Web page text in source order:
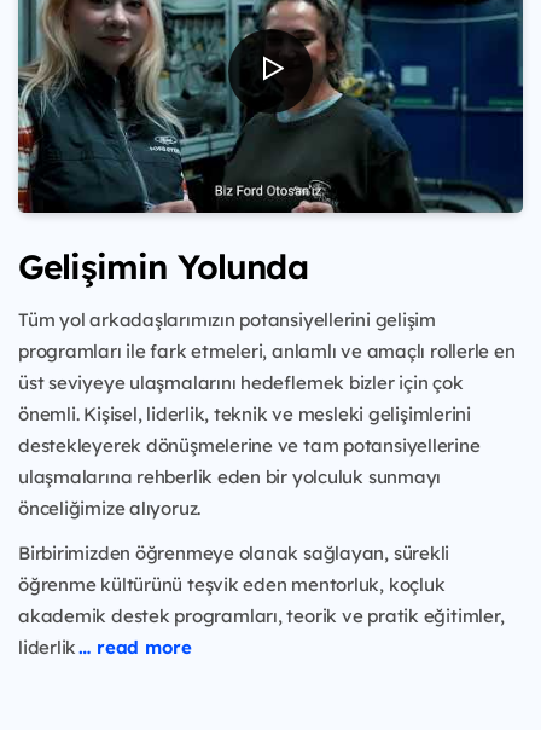
Gelişimin Yolunda
Tüm yol arkadaşlarımızın potansiyellerini gelişim
programları ile fark etmeleri, anlamlı ve amaçlı rollerle en
üst seviyeye ulaşmalarını hedeflemek bizler için çok
önemli. Kişisel, liderlik, teknik ve mesleki gelişimlerini
destekleyerek dönüşmelerine ve tam potansiyellerine
ulaşmalarına rehberlik eden bir yolculuk sunmayı
önceliğimize alıyoruz.
Birbirimizden öğrenmeye olanak sağlayan, sürekli
öğrenme kültürünü teşvik eden mentorluk, koçluk
akademik destek programları, teorik ve pratik eğitimler,
liderlik… read more